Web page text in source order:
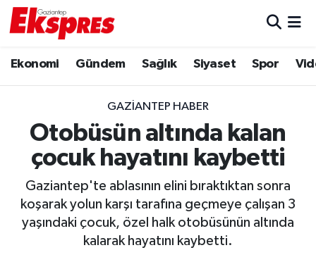
Ekonomi Gündem Sağlık Siyaset Spor
GAZIANTEP HABER
Otobüsün altında kalan
çocuk hayatını kaybetti
Gaziantep'te ablasının elini bıraktıktan sonra
koşarak yolun karşı tarafına geçmeye çalışan 3
yaşındaki çocuk, özel halk otobüsünün altında
kalarak hayatını kaybetti.
Ekonomi
Gaziantep son dakika
Genel
Gündem
Haberler
Trafik Durumu
Puan Durumu ve Fikstür
Tüm Manşetler
Son Dakika Haberleri
Haber Arşivi